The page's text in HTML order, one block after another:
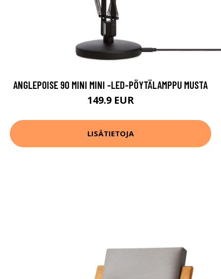
ANGLEPOISE 90 MINI MINI -LED-PÖYTÄLAMPPU MUSTA
149.9 EUR
LISÄTIETOJA